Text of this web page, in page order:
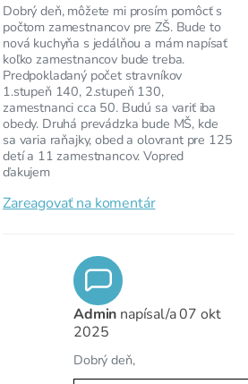
Dobrý deň, môžete mi prosím pomôcť s
počtom zamestnancov pre ZŠ. Bude to
nová kuchyňa s jedálňou a mám napísať
koľko zamestnancov bude treba.
Predpokladaný počet stravníkov
1.stupeň 140, 2.stupeň 130,
zamestnanci cca 50. Budú sa variť iba
obedy. Druhá prevádzka bude MŠ, kde
sa varia raňajky, obed a olovrant pre 125
detí a 11 zamestnancov. Vopred
ďakujem
Zareagovať na komentár
Admin napísal/a07 okt
2025
Dobrý deň,